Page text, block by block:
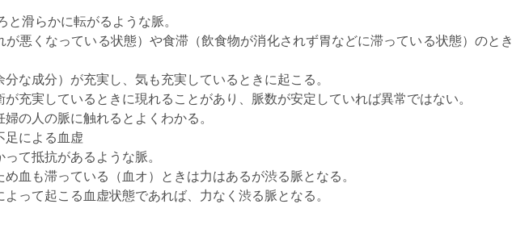
滑らかに転がるような脈。
が悪くなっている状態）や食滞（飲食物が消化されず胃などに滞っている状態）のとき
な成分）が充実し、気も充実しているときに起こる。
充実しているときに現れることがあり、脈数が安定していれば異常ではない。
の人の脈に触れるとよくわかる。
による血虚
て抵抗があるような脈。
血も滞っている（血オ）ときは力はあるが渋る脈となる。
って起こる血虚状態であれば、力なく渋る脈となる。